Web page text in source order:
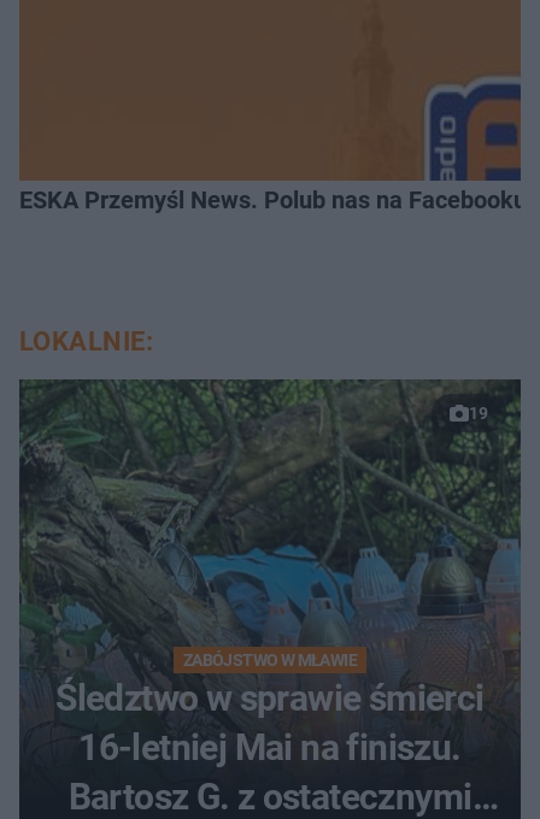
ESKA Przemyśl News. Polub nas na Facebooku!
LOKALNIE:
19
ZABÓJSTWO W MŁAWIE
Śledztwo w sprawie śmierci
16-letniej Mai na finiszu.
Bartosz G. z ostatecznymi